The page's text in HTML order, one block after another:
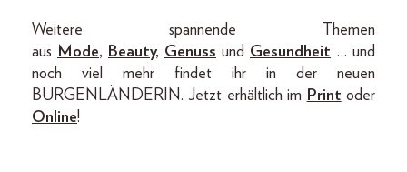
Weitere spannende Themen
aus Mode, Beauty, Genuss und Gesundheit … und
noch viel mehr findet ihr in der neuen
BURGENLÄNDERIN. Jetzt erhältlich im Print oder
Online!